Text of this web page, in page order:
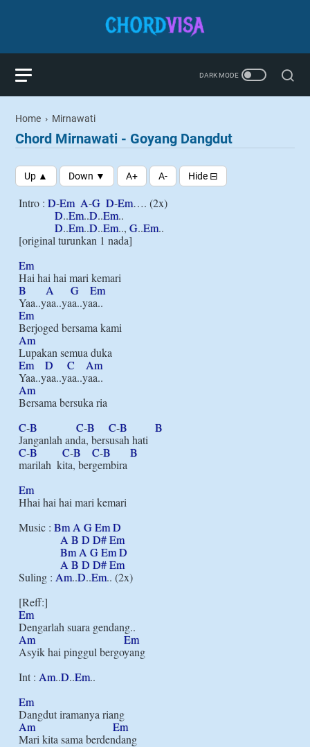
Home › Mirnawati
Chord Mirnawati - Goyang Dangdut
Intro : D-Em A-G D-Em…. (2x)
D..Em..D..Em..
D..Em..D..Em.., G..Em..
[original turunkan 1 nada]
Em
B
A G
Em
Em
Am
Em
D C
Am
Am
Bersama bersuka ria
C-B C-B C-B
B
C-B C-B C-B
B
marilah  kita, bergembira
Em
Hhai hai hai mari kemari
Music : Bm A GEmD
A B D D#Em
Bm A GEmD
A B D D#Em
Suling : Am..D..Em.. (2x)
Em
Am
Em
Asyik hai pinggul bergoyang
Int : Am..D..Em..
Em
Am
Em
Mari kita sama berdendang